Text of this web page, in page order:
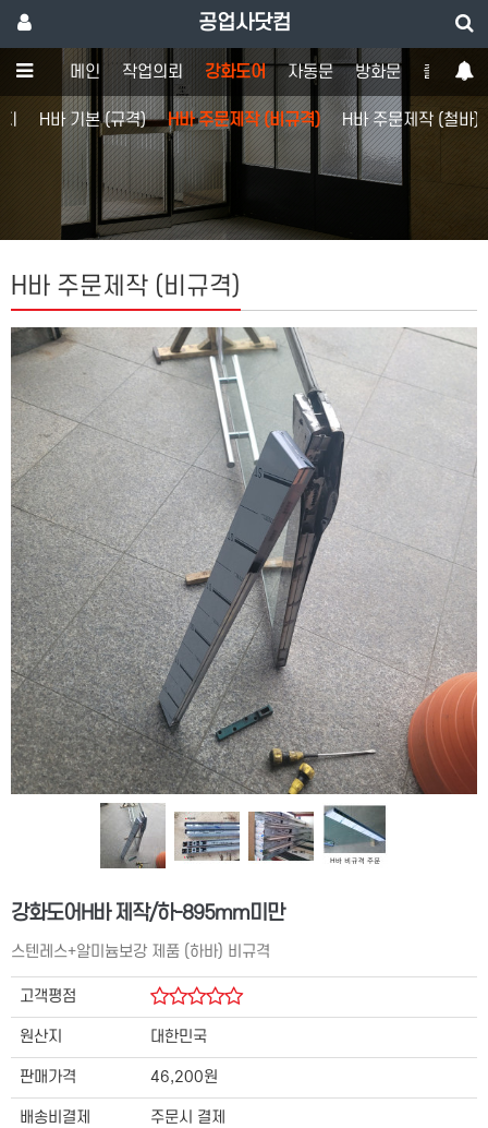
공업사닷컴
메인 작업의뢰 강화도어 자동문 방화문 출입통제
H바 기본 (규격) H바 주문제작 (비규격) H바 주문제작 (철바)
H바 주문제작 (비규격)
강화도어H바 제작/하-895mm미만
스텐레스+알미늄보강 제품 (하바) 비규격
고객평점
원산지 대한민국
판매가격 46,200원
배송비결제 주문시 결제